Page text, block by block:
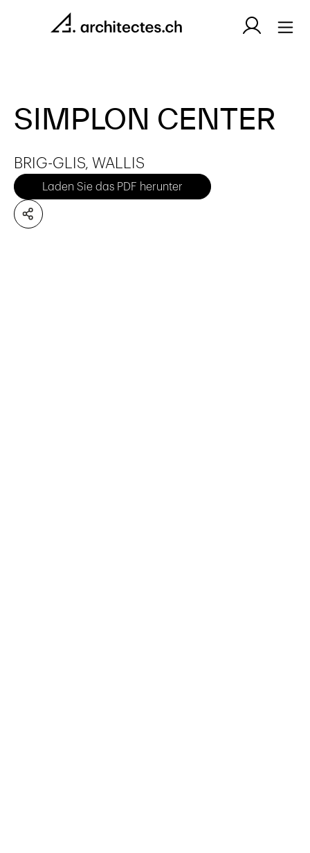
SIMPLON CENTER
BRIG-GLIS, WALLIS
Laden Sie das PDF herunter